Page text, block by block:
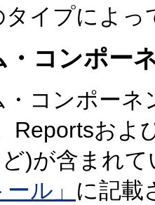
イプによっ
・コンポー
コンポーネ
Reportsおよ
)が含まれ
ル」 に記載